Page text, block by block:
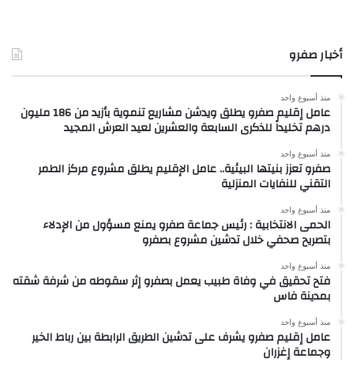
أخبار صفرو
منذ أسبوع واحد
عامل إقليم صفرو يطلق ويدشن مشاريع تنموية بأزيد من 186 مليون
درهم تخليداً للذكرى السابعة والعشرين لعيد العرش المجيد
منذ أسبوع واحد
صفرو تعزز بنيتها البيئية.. عامل الإقليم يطلق مشروع مركز الطمر
التقني للنفايات المنزلية
منذ أسبوع واحد
الحمى الانتخابية : رئيس جماعة صفرو يمنع مسؤول من الإدلاء
بتصريح صحفي خلال تدشين مشروع بصفرو
منذ أسبوع واحد
فتح تحقيق في وفاة طبيب يعمل بصفرو إثر سقوطه من شرفة شقته
بمدينة فاس
منذ أسبوع واحد
عامل إقليم صفرو يشرف على تدشين الطريق الرابطة بين رباط الخير
وجماعة إغزران